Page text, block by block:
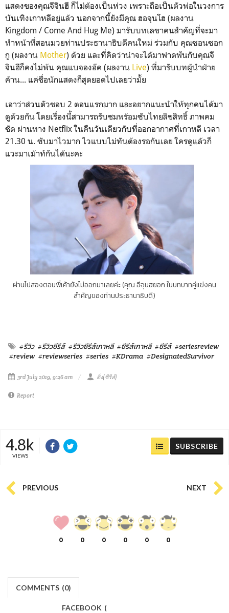
แสดงของคุณจีจินฮี ก็ไม่ต้องเป็นห่วง เพราะถือเป็นตัวพ่อในวงการ
บันเทิงเกาหลีอยู่แล้ว นอกจากนี้ยังมีคุณ ฮอจุนโฮ (ผลงาน
Kingdom / Come And Hug Me) มารับบทเลขาคนสำคัญที่จะมา
ทำหน้าที่สอนมวยท่านประธานาธิบดีคนใหม่ ร่วมกับ คุณซอนซอก
กู (ผลงาน Mother) ด้วย และที่คิดว่าน่าจะได้มาฟาดฟันกับคุณจี
จินฮีก็คงไม่พ้น คุณแบจองอ๊ค (ผลงาน Live) ที่มารับบทผู้นำฝ่าย
ค้าน... แค่ชื่อนักแสดงก็สุดยอดไปเลยว่ามั้ย
เอาว่าส่วนตัวชอบ 2 ตอนแรกมาก และอยากแนะนำให้ทุกคนได้มา
ดูด้วยกัน โดยเรื่องนี้สามารถรับชมพร้อมซับไทยลิขสิทธิ์ ภาพคม
ชัด ผ่านทาง Netflix ในคืนวันเดียวกับที่ออกอากาศที่เกาหลี เวลา
21.30 น. ซับมาไวมาก ไวแบบไม่ทันต้องรอกันเลย ใครดูแล้วก็
แวะมาเม้าท์กันได้นะคะ
ผ่านไปสองตอนพี่เค้ายังไม่ออกมาเลยค่ะ (คุณ อีจุนฮยอก ในบทบาทคู่แข่งคน
สำคัญของท่านประธานาธิบดี)
#รีวิว #รีวิวซีรีส์ #รีวิวซีรีส์เกาหลี #ซีรีส์เกาหลี #ซีรีส์ #seriesreview
#review #reviewseries #series #KDrama #DesignatedSurvivor
3rd July 2019, 9:26 am ติ่ง(ซีรีส์)
Report
4.8k
VIEWS
SUBSCRIBE
PREVIOUS NEXT
0 0 0 0 0 0
COMMENTS (0)
FACEBOOK (